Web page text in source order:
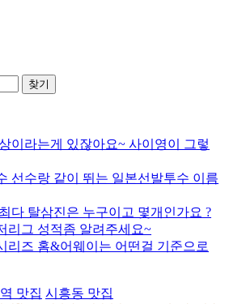
이라는게 있잖아요~ 사이영이 그렇
선수랑 같이 뛰는 일본선발투수 이름
다 탈삼진은 누구이고 몇개인가요 ?
리그 성적좀 알려주세요~
리즈 홈&어웨이는 어떤걸 기준으로
맛집 시흥동 맛집